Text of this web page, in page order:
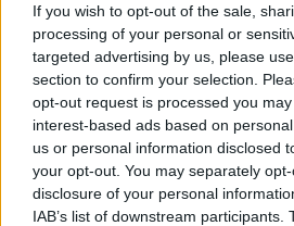
If you wish to opt-out of the sale,
processing of your personal or
targeted advertising by us, please
section to confirm your selection.
opt-out request is processed you
interest-based ads based on
us or personal information disclosed
your opt-out. You may separately
disclosure of your personal
IAB’s list of downstream participants.
Portfolio
2026. május 14. 20:37
A forint továbbra is erős
devizákkal szemben,
piacokon elsősorban az
kamatvárakozások, a dollár
geopolitikai kockázatok